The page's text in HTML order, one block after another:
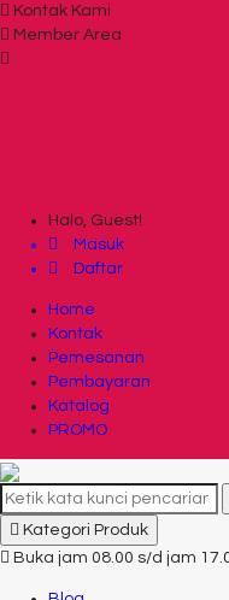
Kontak Kami
Member Area
Halo, Guest!
Masuk
Daftar
Home
Kontak
Pemesanan
Pembayaran
Katalog
PROMO
Kategori Produk
Buka jam 08.00 s/d jam